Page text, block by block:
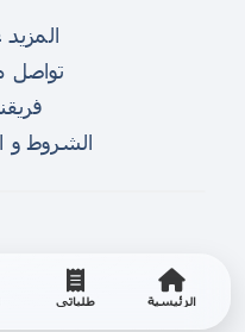
الرئيسية طلباتي
المزيد
تواصل
الشروط و